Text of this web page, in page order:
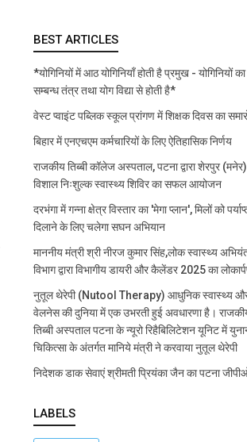
BEST ARTICLES
*योगिनियों में आठ योगिनियाँ होती है प्रमुख - योगिनियों का
सम्बन्ध तंत्र तथा योग विद्या से होती है*
वेस्ट प्वाइंट पब्लिक स्कूल प्रांगण में शिक्षक दिवस का
बिहार में एनएचएम कर्मचारियों के लिए ऐतिहासिक निर्णय
राजकीय तिब्बी कॉलेज अस्पताल, पटना द्वारा शेरपुर
विशाल निःशुल्क स्वास्थ्य शिविर का सफल आयोजन
दरभंगा में गन्ना क्षेत्र विस्तार का 'मेगा प्लान', मिलों को
दिलाने के लिए चलेगा सघन अभियान
माननीय मंत्री श्री नीरज कुमार सिंह,लोक स्वास्थ्य
विभाग द्वारा विभागीय डायरी और कैलेंडर 2025 का
नुतूल थेरेपी (Nutool Therapy) आधुनिक स्वास्थ्य
वेलनेस की दुनिया में एक उभरती हुई अवधारणा है।
तिब्बी अस्पताल पटना के न्यूरो रिहैबिलिटेशन यूनिट में
चिकित्सा के अंतर्गत मानिये मंत्री ने करवाया नुतूल थेरेपी
निदेशक डाक सेवाएं श्रीमती प्रियंका जैन का पटना जीपीओ
LABELS